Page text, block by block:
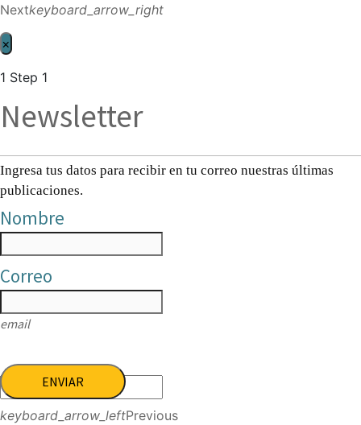
Nextkeyboard_arrow_right
×
1 Step 1
Newsletter
Ingresa tus datos para recibir en tu correo nuestras últimas
publicaciones.
Nombre
Correo
email
ENVIAR
keyboard_arrow_leftPrevious